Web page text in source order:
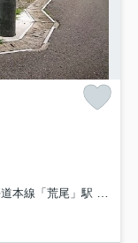
線「荒尾」駅 徒歩19分